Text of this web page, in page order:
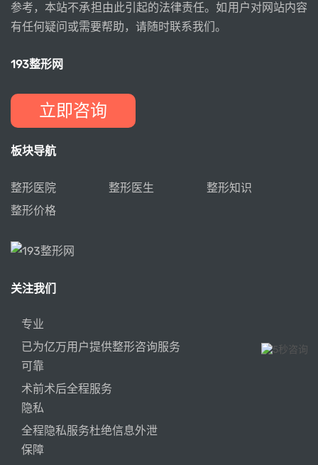
参考，本站不承担由此引起的法律责任。如用户对网站内容
有任何疑问或需要帮助，请随时联系我们。
193整形网
立即咨询
板块导航
整形医院 整形医生
整形知识
整形价格
关注我们
专业
已为亿万用户提供整形咨询服务
可靠
术前术后全程服务
隐私
全程隐私服务杜绝信息外泄
保障